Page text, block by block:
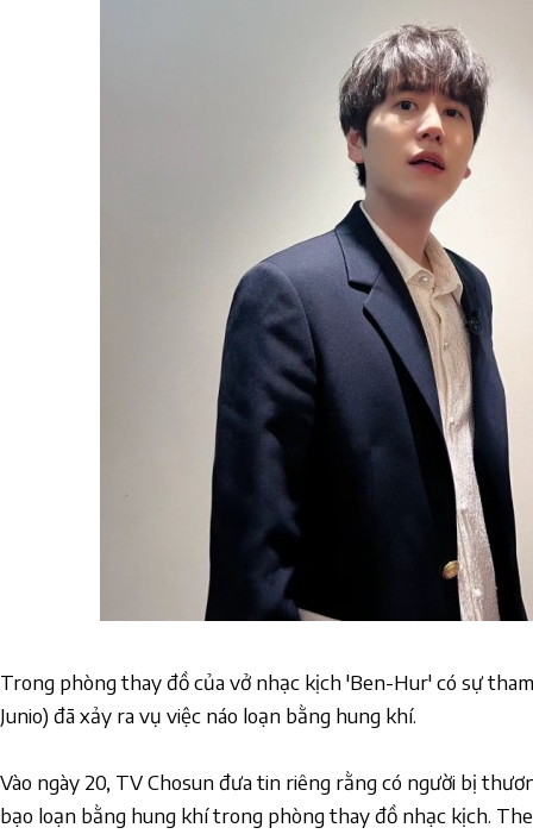
Trong phòng thay đồ của vở nhạc kịch 'Ben-Hur' có sự
Junio) đã xảy ra vụ việc náo loạn bằng hung khí.
Vào ngày 20, TV Chosun đưa tin riêng rằng có người bị
bạo loạn bằng hung khí trong phòng thay đồ nhạc kịch.